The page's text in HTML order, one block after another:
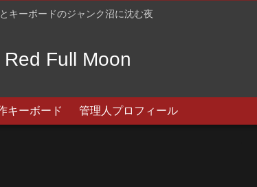
キーボードのジャンク沼に沈む夜
Red Full Moon
キーボード 管理人プロフィール